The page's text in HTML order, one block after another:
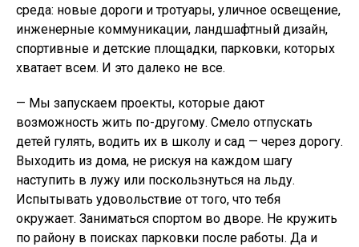
среда: новые дороги и тротуары, уличное освещение,
инженерные коммуникации, ландшафтный дизайн,
спортивные и детские площадки, парковки, которых
хватает всем. И это далеко не все.
— Мы запускаем проекты, которые дают
возможность жить по-другому. Смело отпускать
детей гулять, водить их в школу и сад — через дорогу.
Выходить из дома, не рискуя на каждом шагу
наступить в лужу или поскользнуться на льду.
Испытывать удовольствие от того, что тебя
окружает. Заниматься спортом во дворе. Не кружить
по району в поисках парковки после работы. Да и